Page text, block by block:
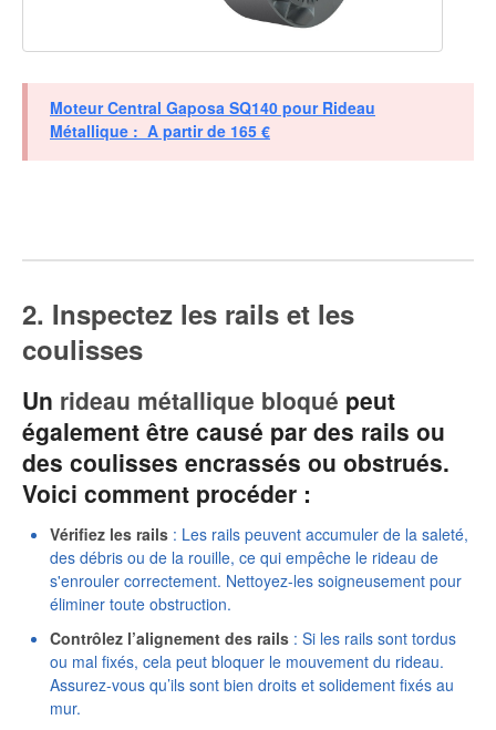
Moteur Central Gaposa SQ140 pour Rideau
Métallique : A partir de 165 €
2. Inspectez les rails et les
coulisses
Un rideau métallique bloqué peut
également être causé par des rails ou
des coulisses encrassés ou obstrués.
Voici comment procéder :
Vérifiez les rails : Les rails peuvent accumuler de la saleté,
des débris ou de la rouille, ce qui empêche le rideau de
s'enrouler correctement. Nettoyez-les soigneusement pour
éliminer toute obstruction.
Contrôlez l’alignement des rails : Si les rails sont tordus
ou mal fixés, cela peut bloquer le mouvement du rideau.
Assurez-vous qu’ils sont bien droits et solidement fixés au
mur.